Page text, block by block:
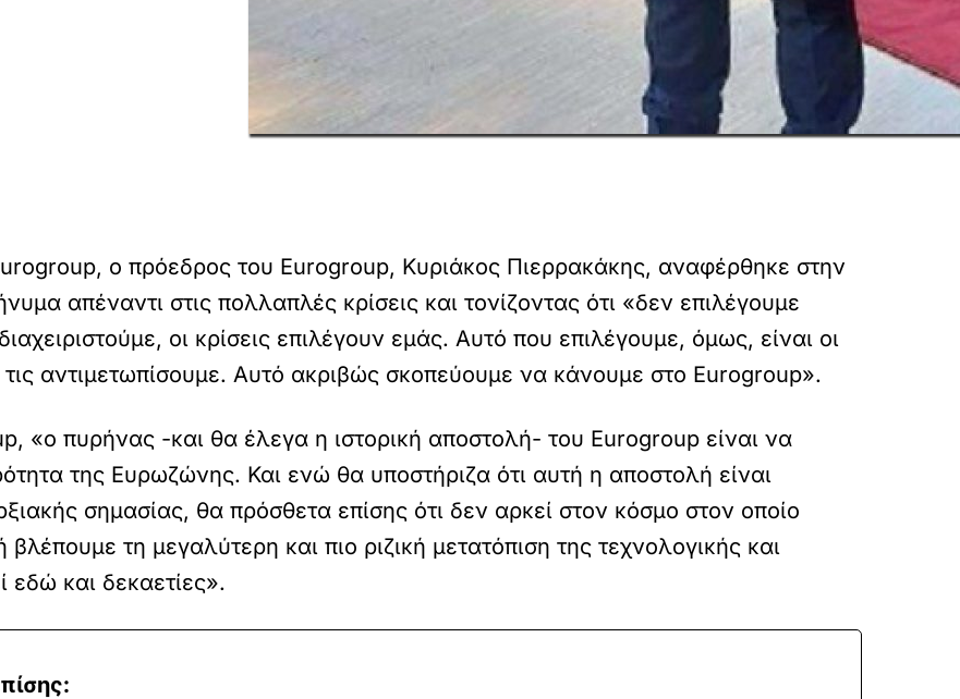
ο πρόεδρος του Eurogroup, Κυριάκος Πιερρακάκης, αναφέρθηκε στην
απέναντι στις πολλαπλές κρίσεις και τονίζοντας ότι «δεν επιλέγουμε
οι κρίσεις επιλέγουν εμάς. Αυτό που επιλέγουμε, όμως, είναι οι
αντιμετωπίσουμε. Αυτό ακριβώς σκοπεύουμε να κάνουμε στο Eurogroup».
«ο πυρήνας -και θα έλεγα η ιστορική αποστολή- του Eurogroup είναι να
της Ευρωζώνης. Και ενώ θα υποστήριζα ότι αυτή η αποστολή είναι
σημασίας, θα πρόσθετα επίσης ότι δεν αρκεί στον κόσμο στον οποίο
τη μεγαλύτερη και πιο ριζική μετατόπιση της τεχνολογικής και
εδώ και δεκαετίες».